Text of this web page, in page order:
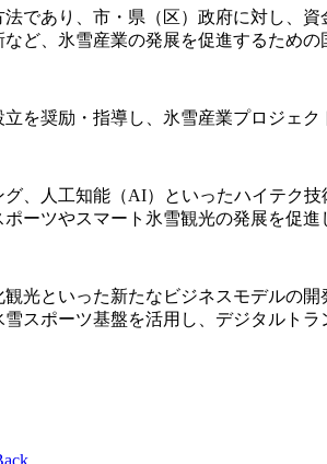
であり、市・県（区）政府に対し、
ど、氷雪産業の発展を促進するための
を奨励・指導し、氷雪産業プロジェ
、人工知能（AI）といったハイテク
ーツやスマート氷雪観光の発展を促
光といった新たなビジネスモデルの
スポーツ基盤を活用し、デジタルト